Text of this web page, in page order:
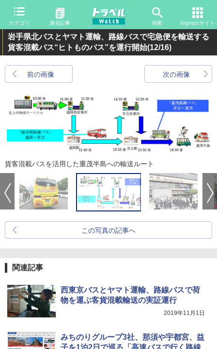
カテゴリ 過去記事 検索 Impressサイト
岩手県北バスとヤマト運輸、路線バスで宅急便を輸送する
貨客混載バス“ヒトものバス”を運行開始(12/16)
前の画像 次の画像
貨客混載バスを活用した重茂半島への輸送ルート
この写真の記事へ
関連記事
西東京バスとヤマト運輸、路線バスで荷
物を運ぶ客貨混載輸送の実証運行
2019年11月1日
みちのりグループ3社、那須や宇都宮、益